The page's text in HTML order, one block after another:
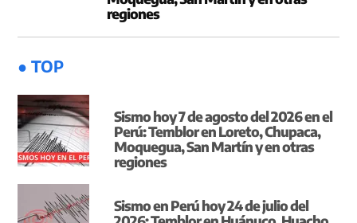
regiones
● TOP
Sismo hoy 7 de agosto del 2026 en el
Perú: Temblor en Loreto, Chupaca,
Moquegua, San Martín y en otras
regiones
Sismo en Perú hoy 24 de julio del